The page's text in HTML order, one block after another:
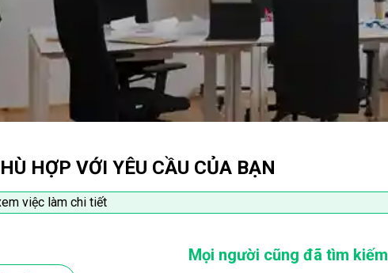
HỢP VỚI YÊU CẦU CỦA BẠN
việc làm chi tiết
Mọi người cũng đã tìm kiếm